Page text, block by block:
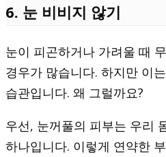
6. 눈 비비지 않기
눈이 피곤하거나 가려울 때
경우가 많습니다. 하지만 이
습관입니다. 왜 그럴까요?
우선, 눈꺼풀의 피부는 우리
하나입니다. 이렇게 연약한